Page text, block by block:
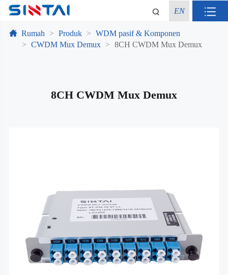
EN
Rumah Produk
WDM pasif & Komponen
CWDM Mux Demux
8CH CWDM Mux Demux
8CH CWDM Mux Demux